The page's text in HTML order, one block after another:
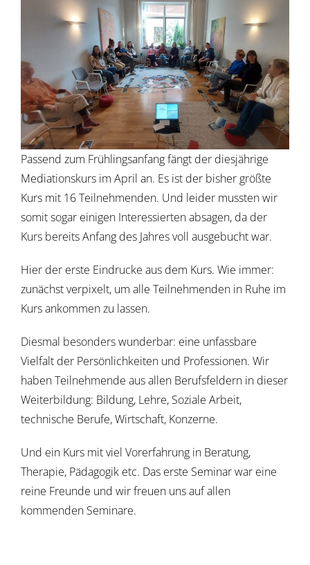
Passend zum Frühlingsanfang fängt der diesjährige
Mediationskurs im April an. Es ist der bisher größte
Kurs mit 16 Teilnehmenden. Und leider mussten wir
somit sogar einigen Interessierten absagen, da der
Kurs bereits Anfang des Jahres voll ausgebucht war.
Hier der erste Eindrucke aus dem Kurs. Wie immer:
zunächst verpixelt, um alle Teilnehmenden in Ruhe im
Kurs ankommen zu lassen.
Diesmal besonders wunderbar: eine unfassbare
Vielfalt der Persönlichkeiten und Professionen. Wir
haben Teilnehmende aus allen Berufsfeldern in dieser
Weiterbildung: Bildung, Lehre, Soziale Arbeit,
technische Berufe, Wirtschaft, Konzerne.
Und ein Kurs mit viel Vorerfahrung in Beratung,
Therapie, Pädagogik etc. Das erste Seminar war eine
reine Freunde und wir freuen uns auf allen
kommenden Seminare.